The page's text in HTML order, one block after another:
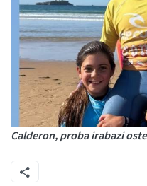
Calderon, proba irabazi